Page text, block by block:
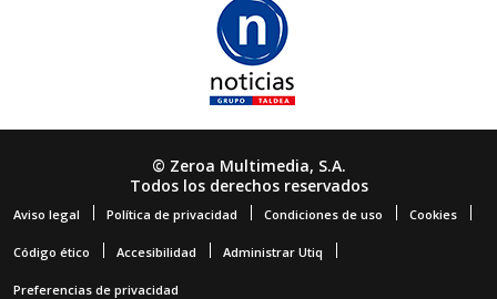
© Zeroa Multimedia, S.A.
Todos los derechos reservados
Aviso legal Política de privacidad Condiciones de uso Cookies
Código ético Accesibilidad Administrar Utiq
Preferencias de privacidad